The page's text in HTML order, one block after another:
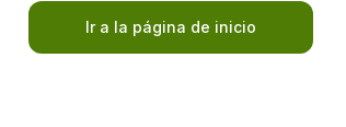
Ir a la página de inicio